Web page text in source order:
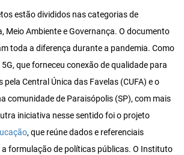
estão divididos nas categorias de
Meio Ambiente e Governança. O documento
toda a diferença durante a pandemia. Como
que forneceu conexão de qualidade para
Central Única das Favelas (CUFA) e o
comunidade de Paraisópolis (SP), com mais
iniciativa nesse sentido foi o projeto
, que reúne dados e referenciais
formulação de políticas públicas. O Instituto